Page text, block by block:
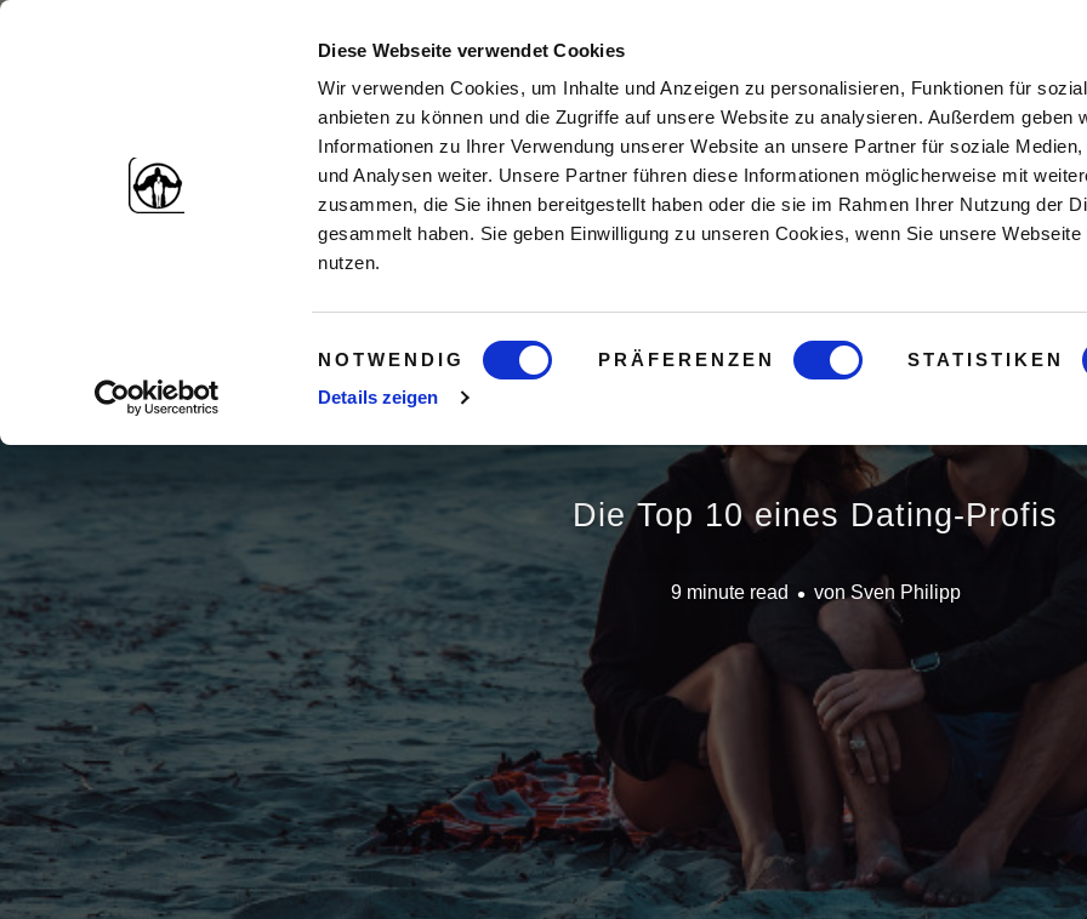
Diese Webseite verwendet Cookies
Wir verwenden Cookies, um Inhalte und Anzeigen zu personalisieren, Funktionen für
anbieten zu können und die Zugriffe auf unsere Website zu analysieren. Außerdem geben
Informationen zu Ihrer Verwendung unserer Website an unsere Partner für soziale Medien,
und Analysen weiter. Unsere Partner führen diese Informationen möglicherweise mit
zusammen, die Sie ihnen bereitgestellt haben oder die sie im Rahmen Ihrer Nutzung der
gesammelt haben. Sie geben Einwilligung zu unseren Cookies, wenn Sie unsere Webseite
nutzen.
Einwilligungsauswahl
NOTWENDIG PRÄFERENZEN STATISTIKEN
Details zeigenErstes Date
Die Top 10 eines Dating-Profis
9 minute read von Sven Philipp